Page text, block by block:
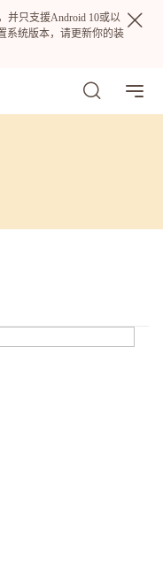
并只支援Android 10或以
系统版本，请更新你的装